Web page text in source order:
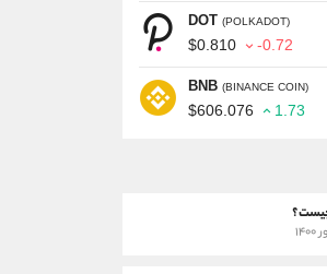
DOT (POLKADOT)
$0.810 -0.72
BNB (BINANCE COIN)
$606.076 1.73